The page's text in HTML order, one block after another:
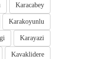
Karacabey
Karakoyunlu
Karayazi
Kavaklidere